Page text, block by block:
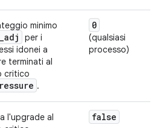
minimo
_adj
per i
idonei a
terminati al
critico
.
0
(qualsiasi
processo)
l'upgrade al
false